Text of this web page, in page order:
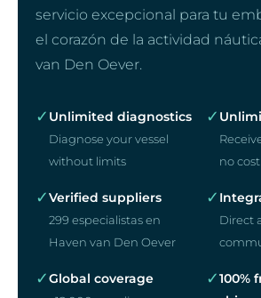
servicio excepcional para tu
el corazón de la actividad
van Den Oever.
✓ Unlimited diagnostics
Diagnose your vessel
without limits
✓
no
✓Verified suppliers
299 especialistas en
Haven van Den Oever
✓
Direct
✓Global coverage ✓100%